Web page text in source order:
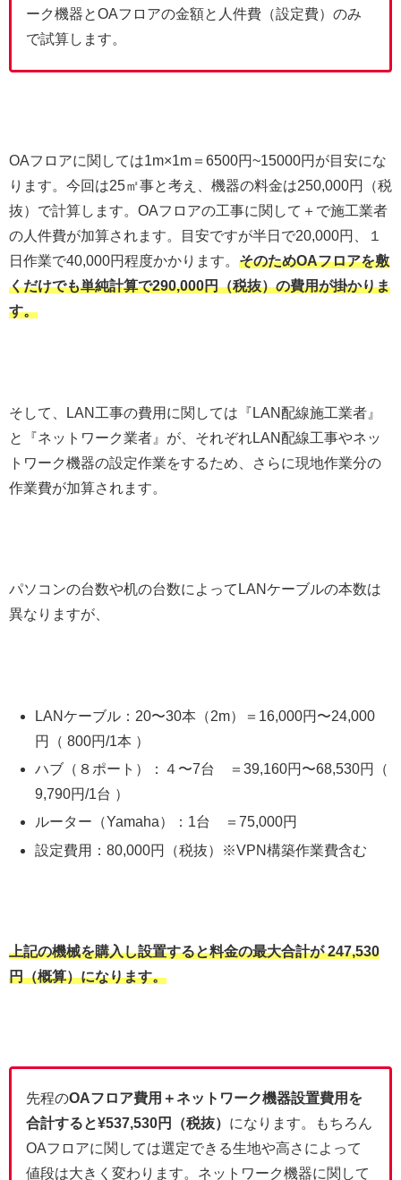
ーク機器とOAフロアの金額と人件費（設定費）のみ
で試算します。
OAフロアに関しては1m×1m＝6500円~15000円が目安にな
ります。今回は25㎡事と考え、機器の料金は250,000円（税
抜）で計算します。OAフロアの工事に関して＋で施工業者
の人件費が加算されます。目安ですが半日で20,000円、１
日作業で40,000円程度かかります。 そのためOAフロアを敷
くだけでも単純計算で290,000円（税抜）の費用が掛かりま
す。
そして、LAN工事の費用に関しては『LAN配線施工業者』
と『ネットワーク業者』が、それぞれLAN配線工事やネッ
トワーク機器の設定作業をするため、さらに現地作業分の
作業費が加算されます。
パソコンの台数や机の台数によってLANケーブルの本数は
異なりますが、
LANケーブル：20〜30本（2m）＝16,000円〜24,000
円（ 800円/1本 ）
ハブ（８ポート）：４〜7台 ＝39,160円〜68,530円（
9,790円/1台 ）
ルーター（Yamaha）：1台 ＝75,000円
設定費用：80,000円（税抜）※VPN構築作業費含む
上記の機械を購入し設置すると料金の最大合計が 247,530
円（概算）になります。
先程のOAフロア費用＋ネットワーク機器設置費用を
合計すると¥537,530円（税抜） になります。もちろん
OAフロアに関しては選定できる生地や高さによって
値段は大きく変わります。ネットワーク機器に関して